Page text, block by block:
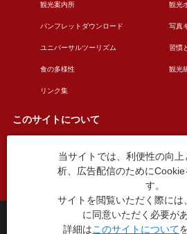
観光案内所 観光
パンフレットダウンロード 写真
ユニバーサルツーリズム 習慣
食の多様性 観光
リンク集
このサイトについて
このサイトについて 広告
お問い合わせ
台東区役所観光課
〒110-8615 東京都台東区東上野
当サイトでは、利便性の向
析、広告配信のためにCookie
す。
サイトを閲覧いただく際には
に同意いただく必要が
詳細はこのサイトについて